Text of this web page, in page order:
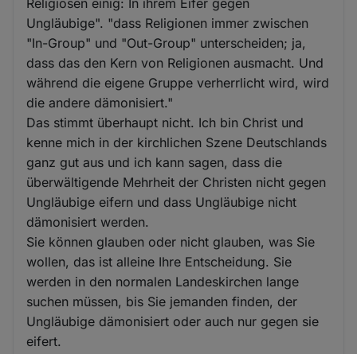
Religiösen einig: In ihrem Eifer gegen
Ungläubige". "dass Religionen immer zwischen
"In-Group" und "Out-Group" unterscheiden; ja,
dass das den Kern von Religionen ausmacht. Und
während die eigene Gruppe verherrlicht wird, wird
die andere dämonisiert."
Das stimmt überhaupt nicht. Ich bin Christ und
kenne mich in der kirchlichen Szene Deutschlands
ganz gut aus und ich kann sagen, dass die
überwältigende Mehrheit der Christen nicht gegen
Ungläubige eifern und dass Ungläubige nicht
dämonisiert werden.
Sie können glauben oder nicht glauben, was Sie
wollen, das ist alleine Ihre Entscheidung. Sie
werden in den normalen Landeskirchen lange
suchen müssen, bis Sie jemanden finden, der
Ungläubige dämonisiert oder auch nur gegen sie
eifert.